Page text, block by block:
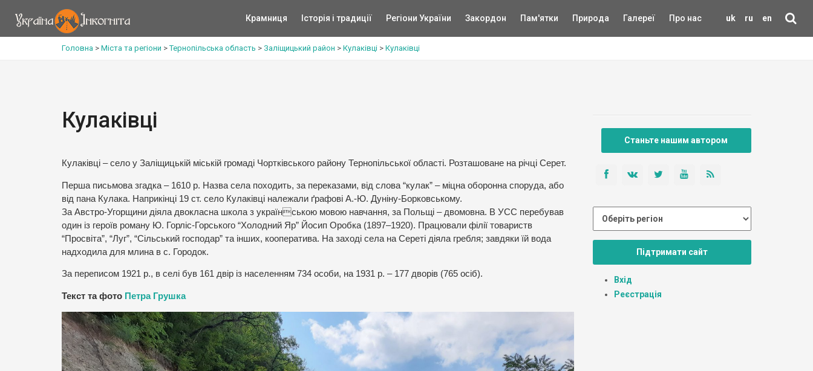
uk ru en
Крамниця Історія і традиції Регіони України Закордон Пам'ятки Природа Галереї Про нас
Головна > Міста та регіони >Тернопільська область > Заліщицький район > Кулаківці > Кулаківці
Кулаківці
Кулаківці – село у Заліщицькій міській громаді Чортківського району Тернопільської області. Розташоване на річці Серет.
Перша письмова згадка – 1610 р. Назва села походить, за переказами, від слова “кулак” – міцна оборонна споруда, або
від пана Кулака. Наприкінці 19 ст. село Кулаківці належали ґрафові А.-Ю. Дуніну-Борковському.
За Австро-Угорщини діяла двокласна школа з українською мовою навчання, за Польщі – двомовна. В УСС перебував
один із героїв роману Ю. Горліс-Горського “Холодний Яр” Йосип Оробка (1897–1920). Працювали філії товариств
“Просвіта”, “Луг”, “Сільський господар” та інших, кооператива. На заході села на Сереті діяла гребля; завдяки їй вода
надходила для млина в с. Городок.
За переписом 1921 р., в селі був 161 двір із населенням 734 особи, на 1931 р. – 177 дворів (765 осіб).
Текст та фото Петра Грушка
Станьте нашим автором
Підтримати сайт
Вхід
Реєстрація